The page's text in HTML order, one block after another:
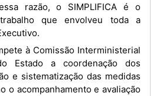
razão, o SIMPLIFICA é o
que envolveu toda a
Estado a coordenação dos
e sistematização das medidas
o acompanhamento e avaliação